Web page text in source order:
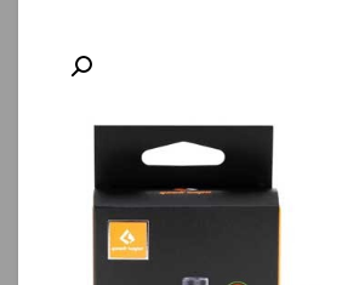
نمایش قیمت ، گزینه های
محصول را از کادر بالا انتخاب